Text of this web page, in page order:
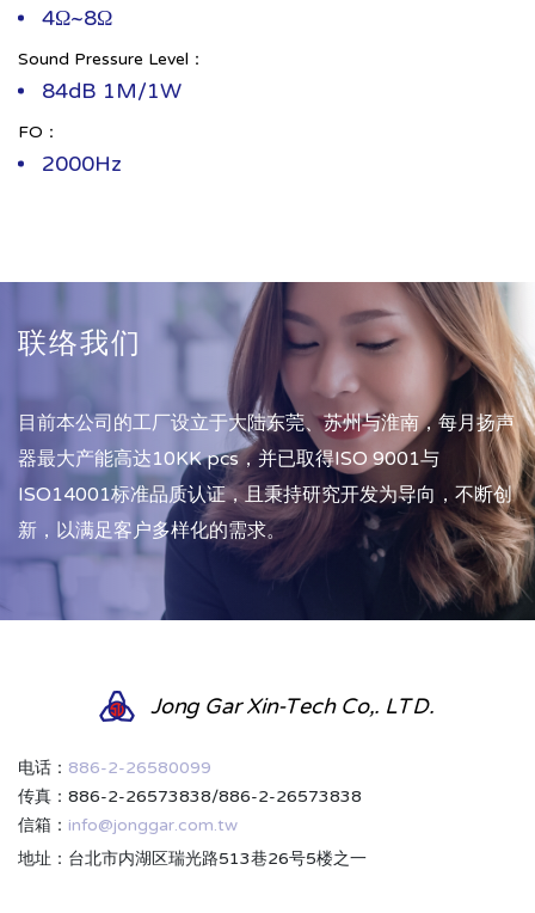
4Ω~8Ω
Sound Pressure Level：
84dB 1M/1W
FO：
2000Hz
联络我们
目前本公司的工厂设立于大陆东莞、苏州与淮南，每月扬声
器最大产能高达10KK pcs，并已取得ISO 9001与
ISO14001标准品质认证，且秉持研究开发为导向，不断创
新，以满足客户多样化的需求。
Jong Gar Xin-Tech Co,. LTD.
电话： 886-2-26580099
传真：886-2-26573838/886-2-26573838
信箱： info@jonggar.com.tw
地址：台北市内湖区瑞光路513巷26号5楼之一